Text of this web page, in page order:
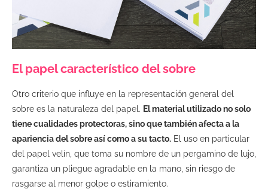
El papel característico del sobre
Otro criterio que influye en la representación general del
sobre es ​​la naturaleza del papel. El material utilizado no solo
tiene cualidades protectoras, sino que también afecta a la
apariencia del sobre así como a su tacto. El uso en particular
del papel velín, que toma su nombre de un pergamino de lujo,
garantiza un pliegue agradable en la mano, sin riesgo de
rasgarse al menor golpe o estiramiento.